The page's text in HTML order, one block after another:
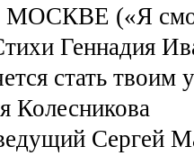
(«Я
Геннадия
стать
Сергей